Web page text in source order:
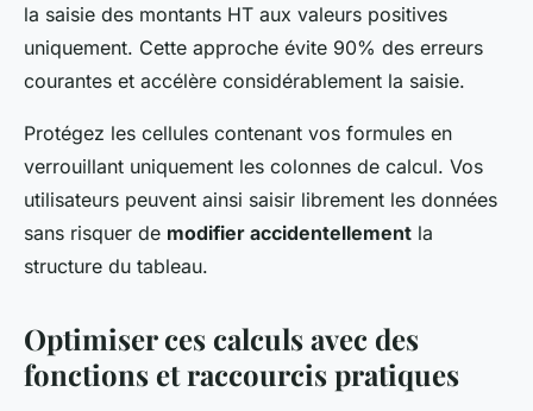
la saisie des montants HT aux valeurs positives
uniquement. Cette approche évite 90% des erreurs
courantes et accélère considérablement la saisie.
Protégez les cellules contenant vos formules en
verrouillant uniquement les colonnes de calcul. Vos
utilisateurs peuvent ainsi saisir librement les données
sans risquer de modifier accidentellement la
structure du tableau.
Optimiser ces calculs avec des
fonctions et raccourcis pratiques